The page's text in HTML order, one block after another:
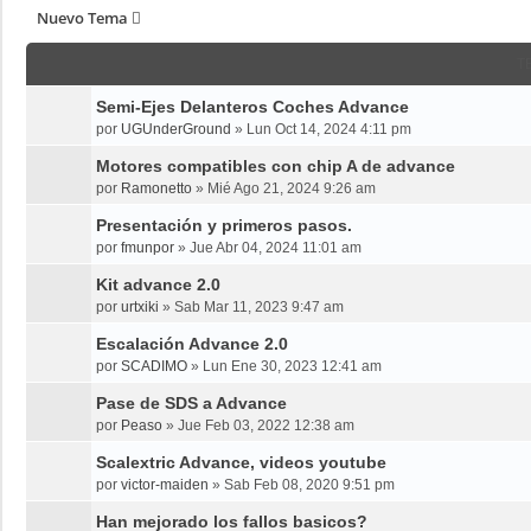
Nuevo Tema
Semi-Ejes Delanteros Coches Advance
por UGUnderGround » Lun Oct 14, 2024 4:11 pm
Motores compatibles con chip A de advance
por Ramonetto » Mié Ago 21, 2024 9:26 am
Presentación y primeros pasos.
por fmunpor » Jue Abr 04, 2024 11:01 am
Kit advance 2.0
por urtxiki » Sab Mar 11, 2023 9:47 am
Escalación Advance 2.0
por SCADIMO » Lun Ene 30, 2023 12:41 am
Pase de SDS a Advance
por Peaso » Jue Feb 03, 2022 12:38 am
Scalextric Advance, videos youtube
por victor-maiden » Sab Feb 08, 2020 9:51 pm
Han mejorado los fallos basicos?